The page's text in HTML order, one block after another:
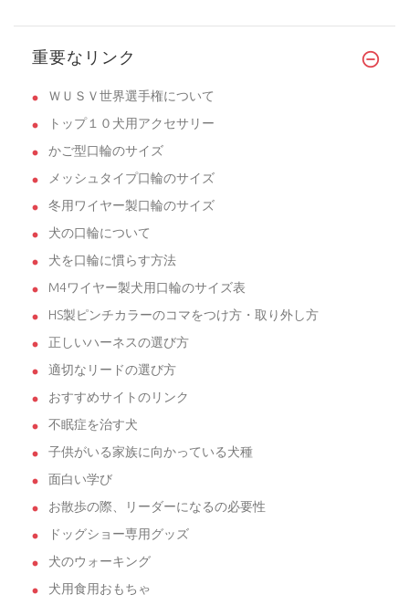
重要なリンク
ＷＵＳＶ世界選手権について
トップ１０犬用アクセサリー
かご型口輪のサイズ
メッシュタイプ口輪のサイズ
冬用ワイヤー製口輪のサイズ
犬の口輪について
犬を口輪に慣らす方法
M4ワイヤー製犬用口輪のサイズ表
HS製ピンチカラーのコマをつけ方・取り外し方
正しいハーネスの選び方
適切なリードの選び方
おすすめサイトのリンク
不眠症を治す犬
子供がいる家族に向かっている犬種
面白い学び
お散歩の際、リーダーになるの必要性
ドッグショー専用グッズ
犬のウォーキング
犬用食用おもちゃ